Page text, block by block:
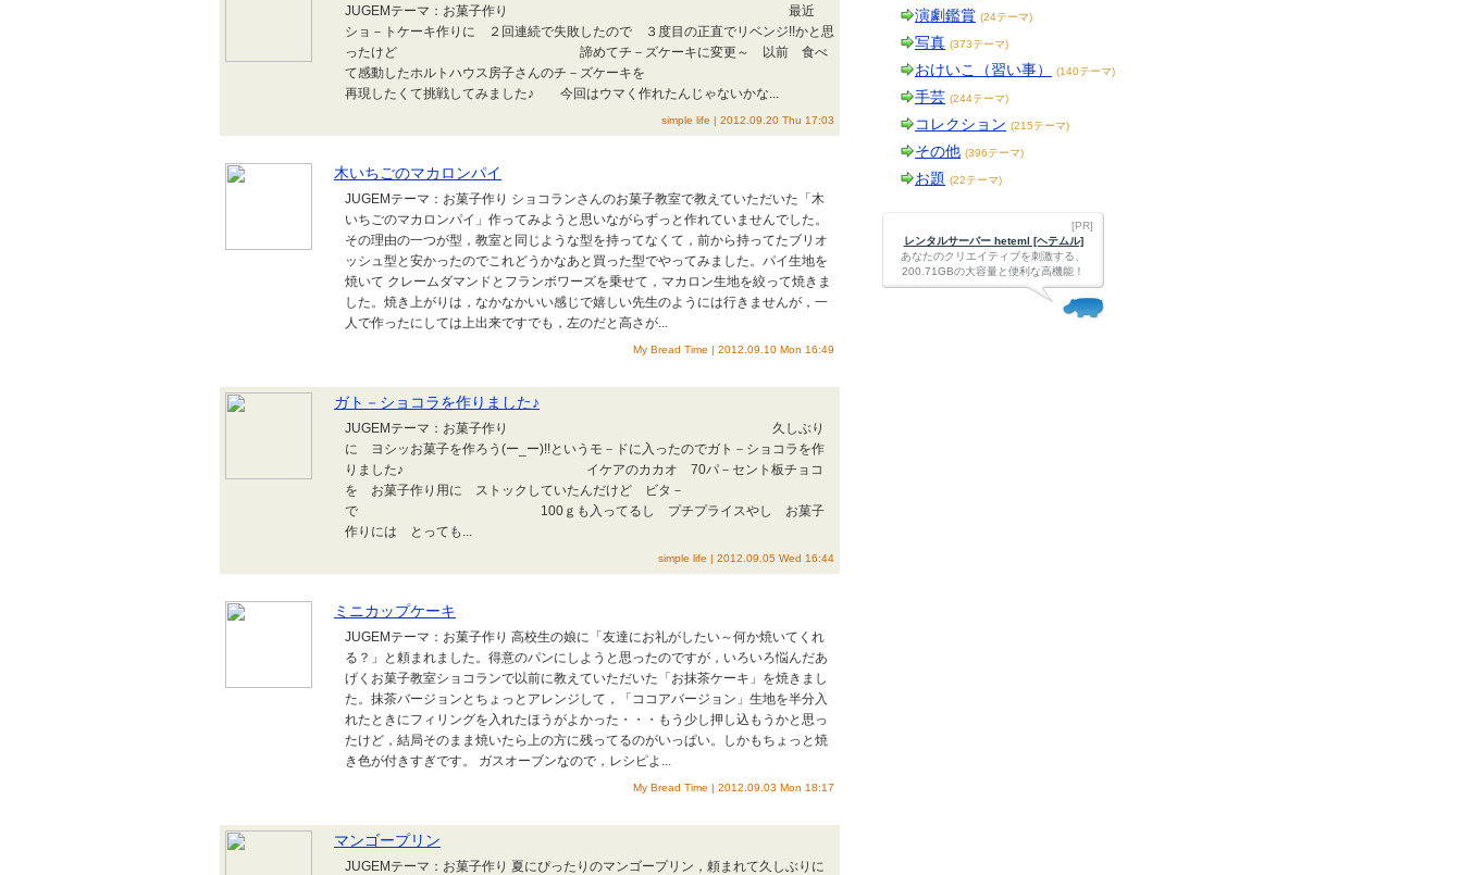
JUGEMテーマ：お菓子作り 最近
ショ－トケーキ作りに ２回連続で失敗したので ３度目の正直でリベンジ!!かと思
ったけど 諦めてチ－ズケーキに変更～ 以前 食べ
て感動したホルトハウス房子さんのチ－ズケーキを
再現したくて挑戦してみました♪ 今回はウマく作れたんじゃないかな...
simple life | 2012.09.20 Thu 17:03
木いちごのマカロンパイ
JUGEMテーマ：お菓子作り ショコランさんのお菓子教室で教えていただいた「木
いちごのマカロンパイ」作ってみようと思いながらずっと作れていませんでした。
その理由の一つが型，教室と同じような型を持ってなくて，前から持ってたブリオ
ッシュ型と安かったのでこれどうかなあと買った型でやってみました。パイ生地を
焼いて クレームダマンドとフランボワーズを乗せて，マカロン生地を絞って焼きま
した。焼き上がりは，なかなかいい感じで嬉しい先生のようには行きませんが，一
人で作ったにしては上出来ですでも，左のだと高さが...
My Bread Time | 2012.09.10 Mon 16:49
ガト－ショコラを作りました♪
JUGEMテーマ：お菓子作り 久しぶり
に ヨシッお菓子を作ろう(ー_ー)!!というモ－ドに入ったのでガト－ショコラを作
りました♪ イケアのカカオ 70パ－セント板チョコ
を お菓子作り用に ストックしていたんだけど ビタ－
で 100ｇも入ってるし プチプライスやし お菓子
作りには とっても...
simple life | 2012.09.05 Wed 16:44
ミニカップケーキ
JUGEMテーマ：お菓子作り 高校生の娘に「友達にお礼がしたい～何か焼いてくれ
る？」と頼まれました。得意のパンにしようと思ったのですが，いろいろ悩んだあ
げくお菓子教室ショコランで以前に教えていただいた「お抹茶ケーキ」を焼きまし
た。抹茶バージョンとちょっとアレンジして，「ココアバージョン」生地を半分入
れたときにフィリングを入れたほうがよかった・・・もう少し押し込もうかと思っ
たけど，結局そのまま焼いたら上の方に残ってるのがいっぱい。しかもちょっと焼
き色が付きすぎです。 ガスオーブンなので，レシピよ...
My Bread Time | 2012.09.03 Mon 18:17
マンゴープリン
JUGEMテーマ：お菓子作り 夏にぴったりのマンゴープリン，頼まれて久しぶりに
演劇鑑賞 (24テーマ)
写真 (373テーマ)
おけいこ（習い事） (140テーマ)
手芸 (244テーマ)
コレクション (215テーマ)
その他 (396テーマ)
お題 (22テーマ)
[PR]
レンタルサーバー heteml [ヘテムル]
あなたのクリエイティブを刺激する、
200.71GBの大容量と便利な高機能！